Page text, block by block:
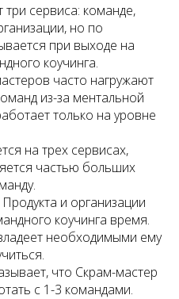
сервиса: команде,
но по
при выходе на
коучинга.
часто нагружают
из-за ментальной
только на уровне
на трех сервисах,
частью больших
и организации
коучинга время.
необходимыми ему
что Скрам-мастер
с 1-3 командами.